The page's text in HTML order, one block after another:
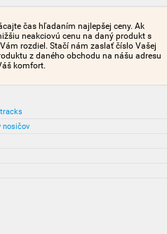
čas hľadaním najlepšej ceny. Ak
neakciovú cenu na daný produkt s
rozdiel. Stačí nám zaslať číslo Vašej
z daného obchodu na nášu adresu
komfort.
nosičov